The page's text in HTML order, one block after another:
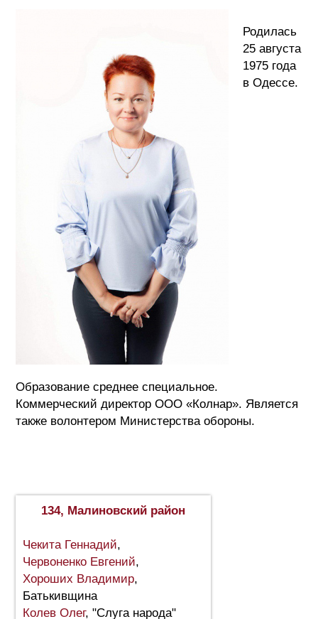
Родилась
25 августа
1975 года
в Одессе.
Образование среднее специальное.
Коммерческий директор ООО «Колнар». Является
также волонтером Министерства обороны.
134, Малиновский район
Чекита Геннадий,
Червоненко Евгений,
Хороших Владимир,
Батькивщина
Колев Олег, "Слуга народа"